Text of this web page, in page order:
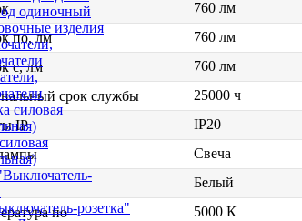
одиночный
изделия
розетка"
760 лм
по, лм
760 лм
с, лм
760 лм
срок службы
25000 ч
IP
IP20
Свеча
Белый
по
5000 К